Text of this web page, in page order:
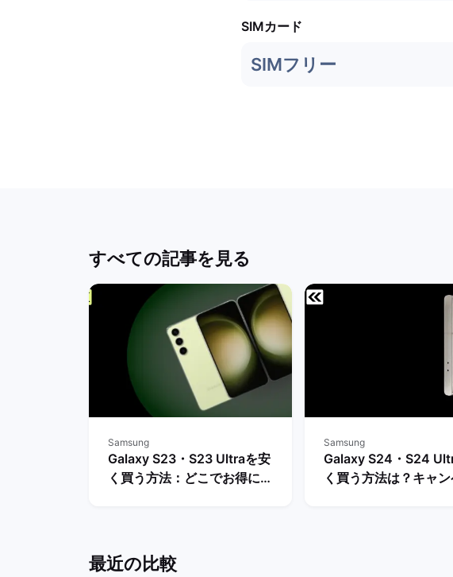
SIMカード
SIMフリー
すべての記事を見る
Samsung
Galaxy S23・S23 Ultraを安
く買う方法：どこでお得に購
Samsung
Galaxy S24・S24
く買う方法は？キャン
最近の比較